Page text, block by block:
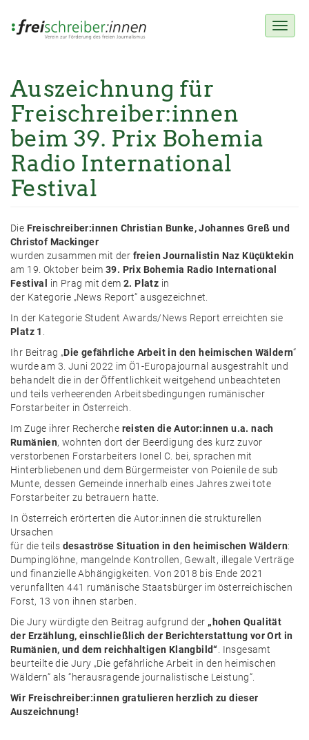
Direkt
zum
Inhalt
Toggle
Auszeichnung für
Freischreiber:innen
beim 39. Prix Bohemia
Radio International
Festival
Die Freischreiber:innen Christian Bunke, Johannes Greß und
Christof Mackinger
wurden zusammen mit der freien Journalistin Naz Küçüktekin
am 19. Oktober beim 39. Prix Bohemia Radio International
Festival in Prag mit dem2. Platz in
der Kategorie „News Report“ ausgezeichnet.
In der Kategorie Student Awards/News Report erreichten sie
Platz 1
Ihr Beitrag „Die gefährliche Arbeit in den heimischen Wäldern“
wurde am 3. Juni 2022 im Ö1-Europajournal ausgestrahlt und
behandelt die in der Öffentlichkeit weitgehend unbeachteten
und teils verheerenden Arbeitsbedingungen rumänischer
Forstarbeiter in Österreich.
Im Zuge ihrer Recherche reisten die Autor:innen u.a. nach
Rumänien, wohnten dort der Beerdigung des kurz zuvor
verstorbenen Forstarbeiters Ionel C. bei, sprachen mit
Hinterbliebenen und dem Bürgermeister von Poienile de sub
Munte, dessen Gemeinde innerhalb eines Jahres zwei tote
Forstarbeiter zu betrauern hatte.
In Österreich erörterten die Autor:innen die strukturellen
Ursachen
für die teils desaströse Situation in den heimischen Wäldern:
Dumpinglöhne, mangelnde Kontrollen, Gewalt, illegale Verträge
und finanzielle Abhängigkeiten. Von 2018 bis Ende 2021
verunfallten 441 rumänische Staatsbürger im österreichischen
Forst, 13 von ihnen starben.
Die Jury würdigte den Beitrag aufgrund der „hohen Qualität
der Erzählung, einschließlich der Berichterstattung vor Ort in
Rumänien, und dem reichhaltigen Klangbild“
. Insgesamt
beurteilte die Jury „Die gefährliche Arbeit in den heimischen
Wäldern“ als “herausragende journalistische Leistung“.
Wir Freischreiber:innen gratulieren herzlich zu dieser
Auszeichnung!